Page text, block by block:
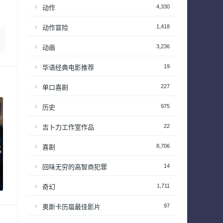
动作 4,330
动作冒险 1,418
动画 3,236
华语经典电影推荐 19
单口喜剧 227
历史 975
吉卜力工作室作品 22
喜剧 8,706
回味无穷的高智商犯罪 14
奇幻 1,711
奥斯卡历届最佳影片 97